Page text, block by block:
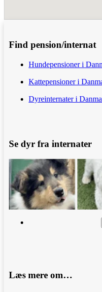
Find pension/internat
Hundepensioner i
Kattepensioner i
Dyreinternater i
Se dyr fra internater
Læs mere om…